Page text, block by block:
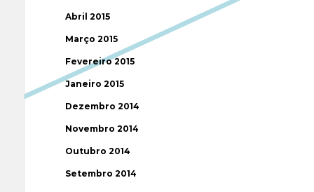
Abril 2015
Março 2015
Fevereiro 2015
Janeiro 2015
Dezembro 2014
Novembro 2014
Outubro 2014
Setembro 2014